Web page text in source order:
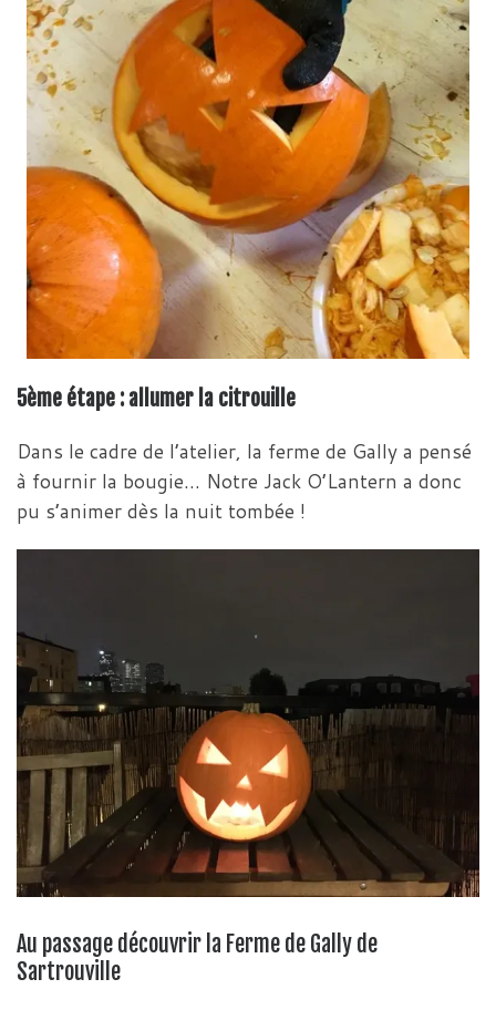
5ème étape : allumer la citrouille
Dans le cadre de l’atelier, la ferme de Gally a pensé
à fournir la bougie… Notre Jack O’Lantern a donc
pu s’animer dès la nuit tombée !
Au passage découvrir la Ferme de Gally de
Sartrouville